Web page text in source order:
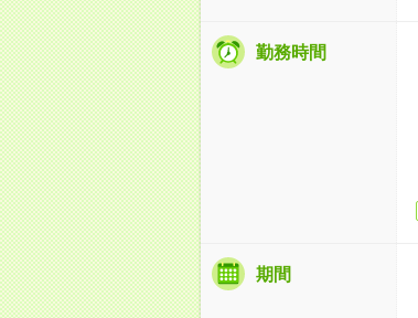
勤務時間
期間